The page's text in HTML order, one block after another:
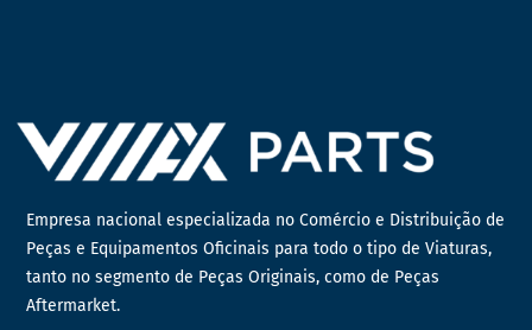
Empresa nacional especializada no Comércio e Distribuição de
Peças e Equipamentos Oficinais para todo o tipo de Viaturas,
tanto no segmento de Peças Originais, como de Peças
Aftermarket.